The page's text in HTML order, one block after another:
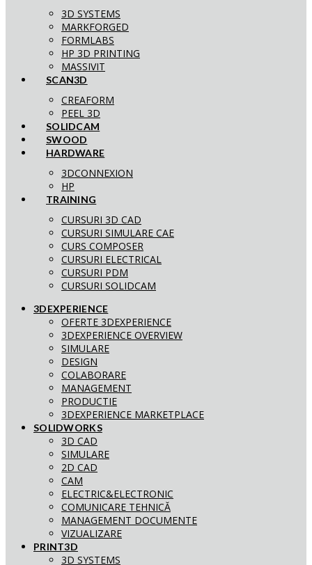
3D SYSTEMS
MARKFORGED
FORMLABS
HP 3D PRINTING
MASSIVIT
SCAN3D
CREAFORM
PEEL 3D
SOLIDCAM
SWOOD
HARDWARE
3DCONNEXION
HP
TRAINING
CURSURI 3D CAD
CURSURI SIMULARE CAE
CURS COMPOSER
CURSURI ELECTRICAL
CURSURI PDM
CURSURI SOLIDCAM
3DEXPERIENCE
OFERTE 3DEXPERIENCE
3DEXPERIENCE OVERVIEW
SIMULARE
DESIGN
COLABORARE
MANAGEMENT
PRODUCTIE
3DEXPERIENCE MARKETPLACE
SOLIDWORKS
3D CAD
SIMULARE
2D CAD
CAM
ELECTRIC&ELECTRONIC
COMUNICARE TEHNICĂ
MANAGEMENT DOCUMENTE
VIZUALIZARE
PRINT3D
3D SYSTEMS